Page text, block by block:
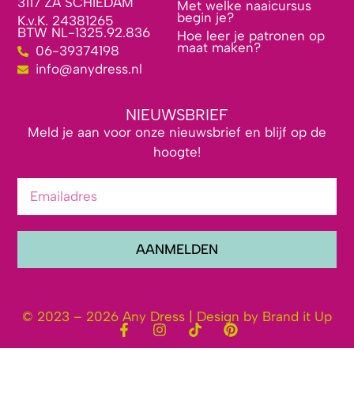
K.v.K. 24381265
BTW NL-1325.92.836
06-39374198
info@anydress.nl
Met welke naaicursus
begin je?
Hoe leer je patronen op
maat maken?
NIEUWSBRIEF
Meld je aan voor onze nieuwsbrief en blijf op de
hoogte!
AANMELDEN
© 2023 – 2026 Any Dress | Design by Brand it Up